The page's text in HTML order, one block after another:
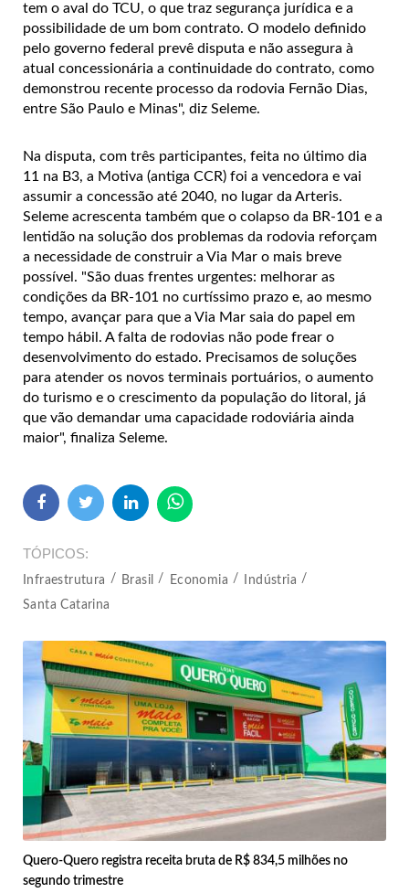
tem o aval do TCU, o que traz segurança jurídica e a
possibilidade de um bom contrato. O modelo definido
pelo governo federal prevê disputa e não assegura à
atual concessionária a continuidade do contrato, como
demonstrou recente processo da rodovia Fernão Dias,
entre São Paulo e Minas", diz Seleme.
Na disputa, com três participantes, feita no último dia
11 na B3, a Motiva (antiga CCR) foi a vencedora e vai
assumir a concessão até 2040, no lugar da Arteris.
Seleme acrescenta também que o colapso da BR-101 e a
lentidão na solução dos problemas da rodovia reforçam
a necessidade de construir a Via Mar o mais breve
possível. "São duas frentes urgentes: melhorar as
condições da BR-101 no curtíssimo prazo e, ao mesmo
tempo, avançar para que a Via Mar saia do papel em
tempo hábil. A falta de rodovias não pode frear o
desenvolvimento do estado. Precisamos de soluções
para atender os novos terminais portuários, o aumento
do turismo e o crescimento da população do litoral, já
que vão demandar uma capacidade rodoviária ainda
maior", finaliza Seleme.
TÓPICOS
Infraestrutura Brasil Economia
Indústria
Santa Catarina
Quero-Quero registra receita bruta de R$ 834,5 milhões no
segundo trimestre